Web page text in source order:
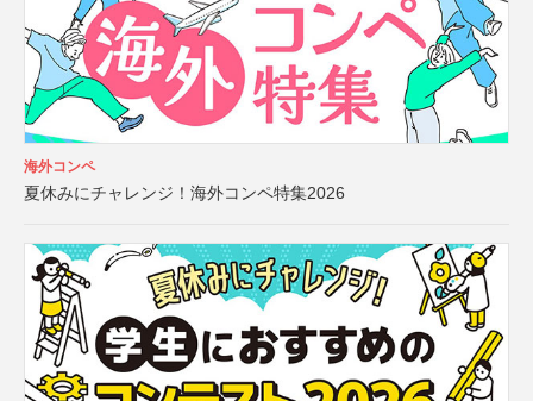
海外コンペ
夏休みにチャレンジ！海外コンペ特集2026